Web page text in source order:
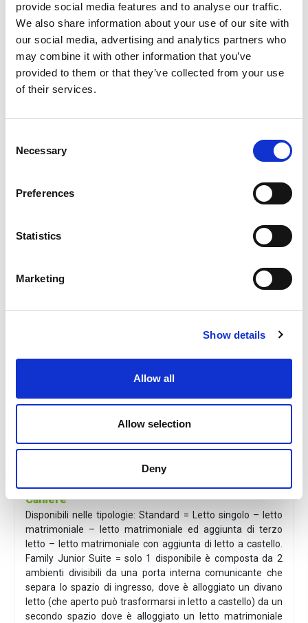
provide social media features and to analyse our traffic.
We also share information about your use of our site with
our social media, advertising and analytics partners who
may combine it with other information that you’ve
provided to them or that they’ve collected from your use
of their services.
Selection
Necessary
Preferences
Statistics
Marketing
Show details
Allow all
Allow selection
Deny
Telefono
piccoli Ospiti, ma anche per la coppia che desidera vivere
Moderno albergo 3 stelle situato nel centro di Genova, a
pochi passi dalle maggiori attrattive della città: i Musei di
del Mare e il Porto Antico. Lo stile è molto accogliente ed a
misura di ogni esigenza
Camere
Disponibili nelle tipologie: Standard = Letto singolo – letto
matrimoniale – letto matrimoniale ed aggiunta di terzo
letto – letto matrimoniale con aggiunta di letto a castello.
Family Junior Suite = solo 1 disponibile è composta da 2
ambienti divisibili da una porta interna comunicante che
separa lo spazio di ingresso, dove è alloggiato un divano
letto (che aperto può trasformarsi in letto a castello) da un
secondo spazio dove è alloggiato un letto matrimoniale